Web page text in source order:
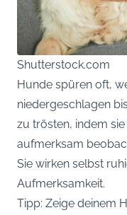
Shutterstock.com
Hunde spüren oft,
niedergeschlagen
zu trösten, indem
aufmerksam
Sie wirken selbst
Aufmerksamkeit.
Tipp: Zeige deinem